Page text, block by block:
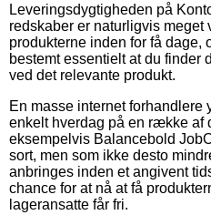
Leveringsdygtigheden på
redskaber er naturligvis meget
produkterne inden for få dage,
bestemt essentielt at du finder
ved det relevante produkt.
En masse internet forhandlere
enkelt hverdag på en række af
eksempelvis Balancebold
sort, men som ikke desto
anbringes inden et angivent
chance for at nå at få
lageransatte får fri.